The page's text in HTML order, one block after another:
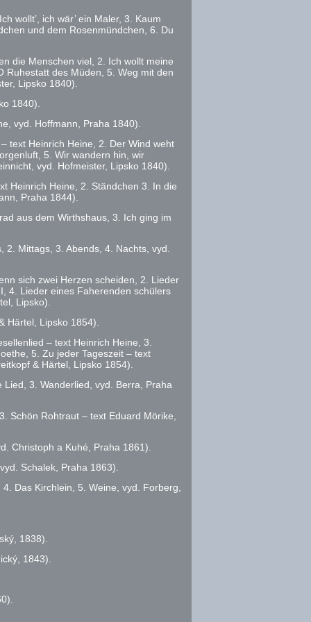
Ich wollt’, ich wär’ ein Maler, 3. Kaum
und dem Rosenmündchen, 6. Du
die Menschen viel, 2. Ich wollt meine
Ruhestatt des Müden, 5. Weg mit den
Lipsko 1840).
1840).
vyd.
Hoffmann, Praha 1840).
text Heinrich Heine, 2. Der Wind weht
5. Wir wandern hin, wir
vyd.
Hofmeister, Lipsko 1840).
Heinrich Heine, 2. Ständchen 3. In die
Praha 1844).
aus dem Wirthshaus, 3. Ich ging im
2. Mittags, 3. Abends, 4. Nachts, vyd.
sich zwei Herzen scheiden, 2. Lieder
4. Lieder eines Faherenden schülers
Lipsko).
Härtel, Lipsko 1854).
– text Heinrich Heine, 3.
5. Zu jeder Tageszeit – text
& Härtel, Lipsko 1854).
3. Wanderlied, vyd. Berra, Praha
Schön Rohtraut – text Eduard Mörike,
Christoph a Kuhé, Praha 1861).
vyd.
Schalek, Praha 1863).
Das Kirchlein, 5. Weine, vyd. Forberg,
1838).
1843).